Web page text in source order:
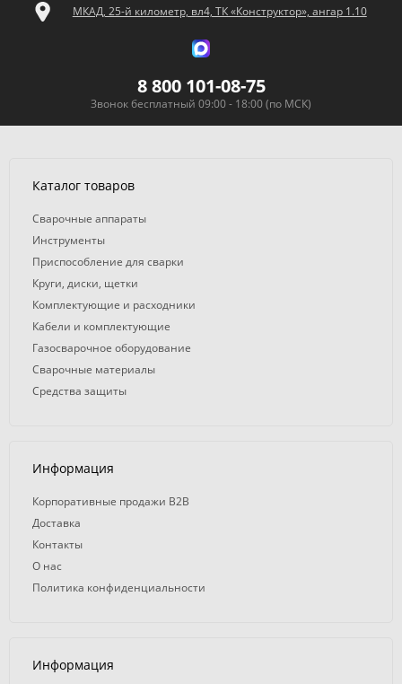
МКАД, 25-й километр, вл4, ТК «Конструктор», ангар 1.10
8 800 101-08-75
Звонок бесплатный 09:00 - 18:00 (по МСК)
Каталог товаров
Сварочные аппараты
Инструменты
Приспособление для сварки
Круги, диски, щетки
Комплектующие и расходники
Кабели и комплектующие
Газосварочное оборудование
Сварочные материалы
Средства защиты
Информация
Корпоративные продажи B2B
Доставка
Контакты
О нас
Политика конфиденциальности
Информация